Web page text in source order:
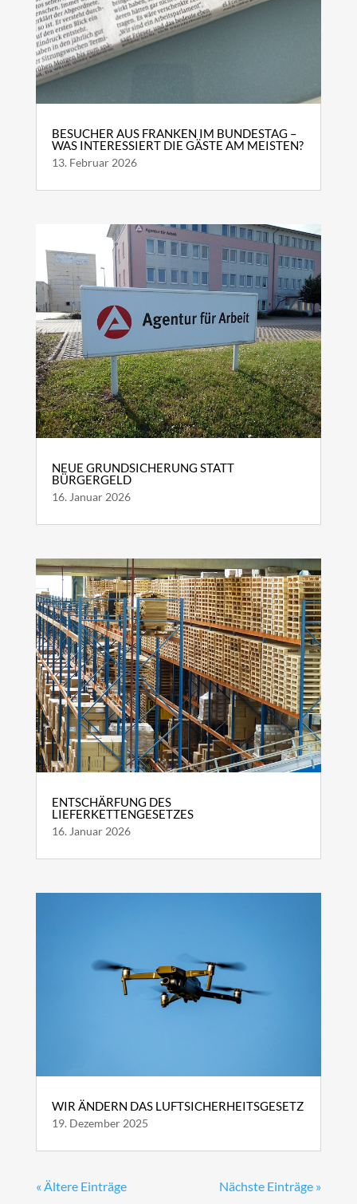
BESUCHER AUS FRANKEN IM BUNDESTAG –
WAS INTERESSIERT DIE GÄSTE AM MEISTEN?
13. Februar 2026
NEUE GRUNDSICHERUNG STATT
BÜRGERGELD
16. Januar 2026
ENTSCHÄRFUNG DES
LIEFERKETTENGESETZES
16. Januar 2026
WIR ÄNDERN DAS LUFTSICHERHEITSGESETZ
19. Dezember 2025
« Ältere Einträge Nächste Einträge »